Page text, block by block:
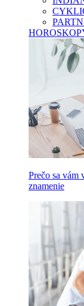
Prečo sa vám
znamenie